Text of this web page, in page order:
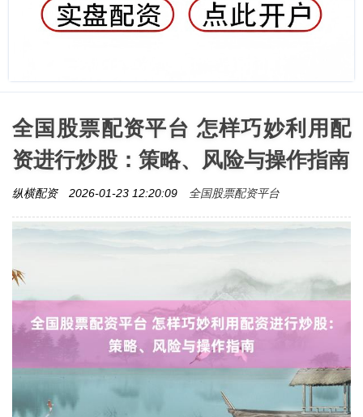
全国股票配资平台 怎样巧妙利用配
资进行炒股：策略、风险与操作指南
纵横配资 2026-01-23 12:20:09 全国股票配资平台